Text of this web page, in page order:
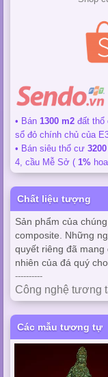
• Bán 1300 m2 đất thổ
sổ đỏ chính chủ của
• Bán siêu thổ cư
4, cầu Mễ Sở ( 1%
Chất liệu tượng
Sản phẩm của
composite. Những
quyết riêng đã
nhiên của đá quý
----------
Công nghệ tương
Các mẫu tương tự